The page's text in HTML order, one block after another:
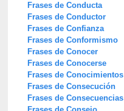
Frases de Conducta
Frases de Conductor
Frases de Confianza
Frases de Conformismo
Frases de Conocer
Frases de Conocerse
Frases de Conocimientos
Frases de Consecución
Frases de Consecuencias